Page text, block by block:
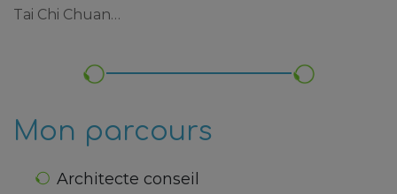
Tai Chi Chuan…
Mon parcours
Architecte conseil